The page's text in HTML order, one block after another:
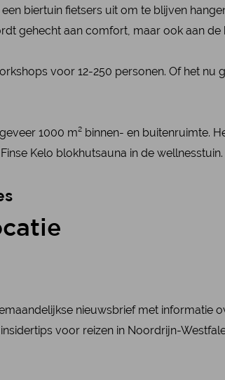
biertuin fietsers uit om te blijven
gehecht aan comfort, maar ook aan de
voor 12-250 personen. Of het
1000 m² binnen- en buitenruimte.
Kelo blokhutsauna in de
nieuwsbrief met informatie
voor reizen in Noordrijn-